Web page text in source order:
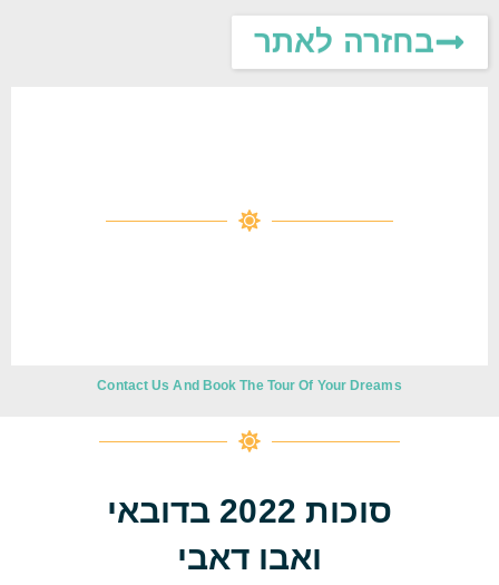
לתוכן
בחזרה לאתר
Contact Us And Book The Tour Of Your Dreams
סוכות 2022 בדובאי
ואבו דאבי